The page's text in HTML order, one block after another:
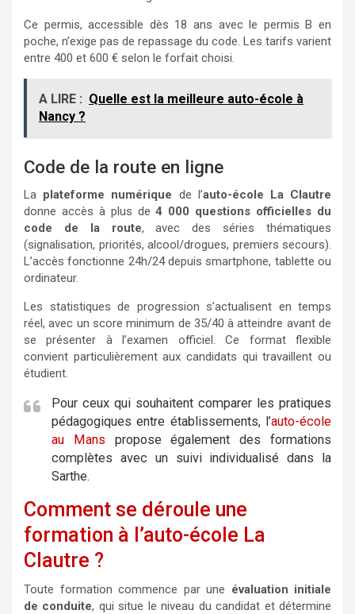
Ce permis, accessible dès 18 ans avec le permis B en
poche, n’exige pas de repassage du code. Les tarifs varient
entre 400 et 600 € selon le forfait choisi.
A LIRE : Quelle est la meilleure auto-école à
Nancy ?
Code de la route en ligne
La plateforme numérique de l’auto-école La Clautre
donne accès à plus de4 000 questions officielles du
code de la route, avec des séries thématiques
(signalisation, priorités, alcool/drogues, premiers secours).
L’accès fonctionne 24h/24 depuis smartphone, tablette ou
ordinateur.
Les statistiques de progression s’actualisent en temps
réel, avec un score minimum de 35/40 à atteindre avant de
se présenter à l’examen officiel. Ce format flexible
convient particulièrement aux candidats qui travaillent ou
étudient.
Pour ceux qui souhaitent comparer les pratiques
pédagogiques entre établissements, l’auto-école
au Mans propose également des formations
complètes avec un suivi individualisé dans la
Sarthe.
Comment se déroule une
formation à l’auto-école La
Clautre ?
Toute formation commence par une évaluation initiale
de conduite, qui situe le niveau du candidat et détermine